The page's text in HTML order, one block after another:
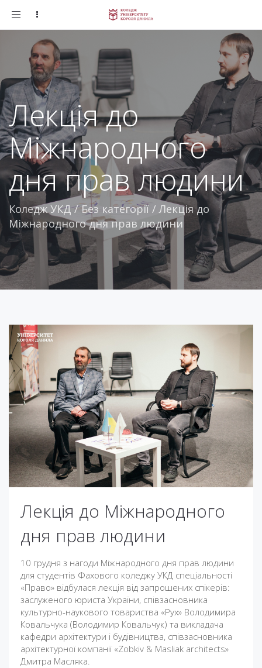
Toggle
Лекція до
Міжнародного
дня прав людини
Коледж УКД/Без категорії /Лекція до
Міжнародного дня прав людини
Лекція до Міжнародного
дня прав людини
10 грудня з нагоди Міжнародного дня прав людини
для студентів Фахового коледжу УКД спеціальності
«Право» відбулася лекція від запрошених спікерів:
заслуженого юриста України, співзасновника
культурно-наукового товариства «Рух» Володимира
Ковальчука (Володимир Ковальчук) та викладача
кафедри архітектури і будівництва, співзасновника
архітектурної компанії «Zobkiv & Masliak architects»
Дмитра Масляка.